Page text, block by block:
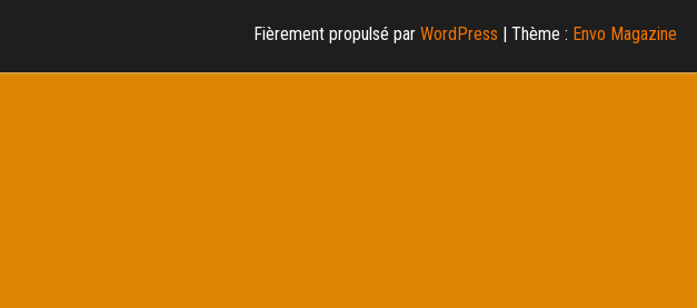
Fièrement propulsé par WordPress | Thème : Envo Magazine